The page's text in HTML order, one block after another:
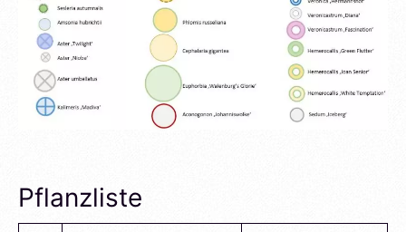
Pflanzliste